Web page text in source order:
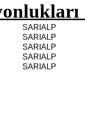
SARIALP
SARIALP
SARIALP
SARIALP
SARIALP